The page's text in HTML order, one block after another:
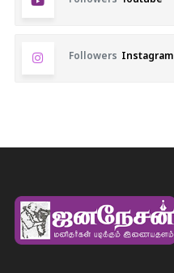
Followers Instagram